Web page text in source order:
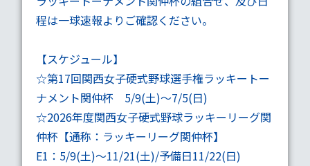
程は一球速報よりご確認ください。
【スケジュール】
☆第17回関西女子硬式野球選手権ラッキートー
ナメント関仲杯 5/9(土)～7/5(日)
☆2026年度関西女子硬式野球ラッキーリーグ関
仲杯【通称：ラッキーリーグ関仲杯】
E1：5/9(土)～11/21(土)/予備日11/22(日)